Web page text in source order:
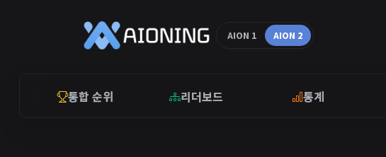
AION 1 AION 2
통합 순위 리더보드 통계